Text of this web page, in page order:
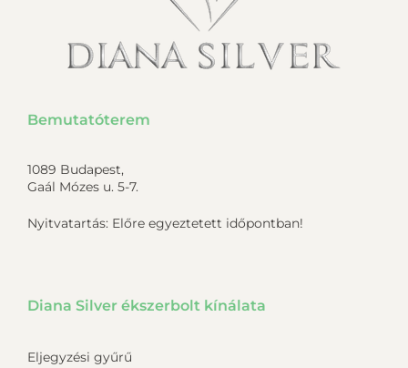
Bemutatóterem
1089 Budapest,
Gaál Mózes u. 5-7.
Nyitvatartás: Előre egyeztetett időpontban!
Diana Silver ékszerbolt kínálata
Eljegyzési gyűrű